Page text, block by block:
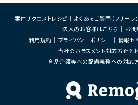
案件リクエストレシピ よくあるご質問（フリーラ
法人のお客様はこちら
お
利用規約
プライバシーポリシー
情報セ
当社のハラスメント対応方針と
育児介護等への配慮義務への対応